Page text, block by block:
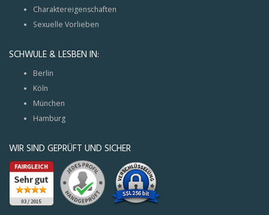
Charaktereigenschaften
Sexuelle Vorlieben
SCHWULE & LESBEN IN:
Berlin
Köln
München
Hamburg
WIR SIND GEPRÜFT UND SICHER